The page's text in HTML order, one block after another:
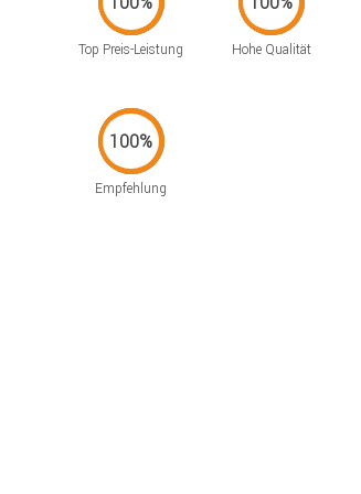
Top Preis-Leistung Hohe Qualität
Empfehlung